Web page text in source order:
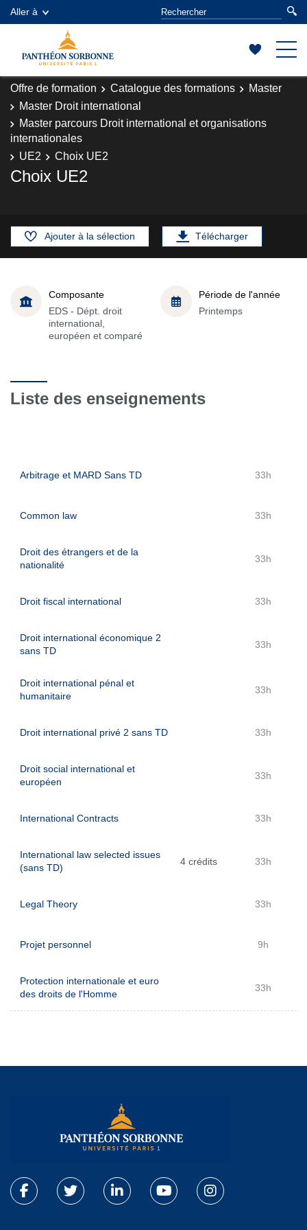
Aller à
Offre de formation Catalogue des formations
Master
Master Droit international
Master parcours Droit international et organisations
internationales
UE2
Choix UE2
Choix UE2
Ajouter à la sélection Télécharger
Composante
EDS - Dépt. droit
international,
européen et comparé
Période de l'année
Printemps
Liste des enseignements
Arbitrage et MARD Sans TD 33h
Common law 33h
Droit des étrangers et de la
nationalité
33h
Droit fiscal international 33h
Droit international économique 2
sans TD
33h
Droit international pénal et
humanitaire
33h
Droit international privé 2 sans TD 33h
Droit social international et
européen
33h
International Contracts 33h
International law selected issues
(sans TD)
4 crédits 33h
Legal Theory 33h
Projet personnel 9h
Protection internationale et euro
des droits de l'Homme
33h